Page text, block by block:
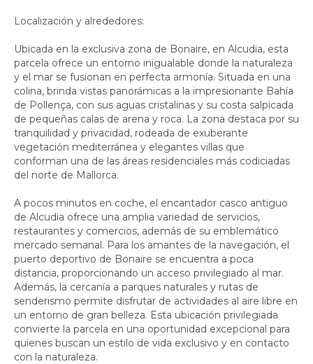
Localización y alrededores:
Ubicada en la exclusiva zona de Bonaire, en Alcudia, esta
parcela ofrece un entorno inigualable donde la naturaleza
y el mar se fusionan en perfecta armonía. Situada en una
colina, brinda vistas panorámicas a la impresionante Bahía
de Pollença, con sus aguas cristalinas y su costa salpicada
de pequeñas calas de arena y roca. La zona destaca por su
tranquilidad y privacidad, rodeada de exuberante
vegetación mediterránea y elegantes villas que
conforman una de las áreas residenciales más codiciadas
del norte de Mallorca.
A pocos minutos en coche, el encantador casco antiguo
de Alcudia ofrece una amplia variedad de servicios,
restaurantes y comercios, además de su emblemático
mercado semanal. Para los amantes de la navegación, el
puerto deportivo de Bonaire se encuentra a poca
distancia, proporcionando un acceso privilegiado al mar.
Además, la cercanía a parques naturales y rutas de
senderismo permite disfrutar de actividades al aire libre en
un entorno de gran belleza. Esta ubicación privilegiada
convierte la parcela en una oportunidad excepcional para
quienes buscan un estilo de vida exclusivo y en contacto
con la naturaleza.